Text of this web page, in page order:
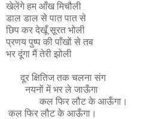
खेलेंगे हम आँख मिचौली
डाल डाल से पात पात से
छिप कर देखूँ सूरत भोली
प्रणय पुष्प की पाँखों से तब
भर दूंगा मैं तेरी झोली
दूर क्षितिज तक चलना संग
नयनों में भर ले जाऊँगा
कल फिर लौट के आऊँगा।
कल फिर लौट के आऊँगा।